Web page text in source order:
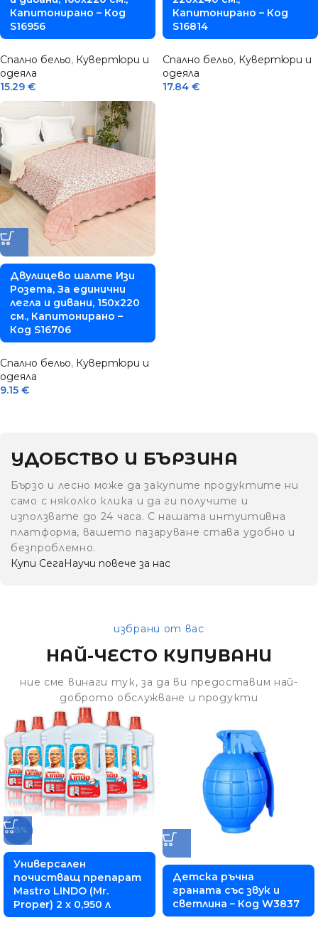
Капитонирано – Код
S16956
Спално бельо, Кувертюри и
одеяла
15.29 €
Капитонирано – Код
S16814
Спално бельо, Кувертюри и
одеяла
17.84 €
Двулицево шалте Изи
Розета, За единични
легла и дивани, 150х220
см., Капитонирано –
Код S16706
Спално бельо, Кувертюри и
одеяла
9.15 €
УДОБСТВО И БЪРЗИНА
Бързо и лесно може да закупите продуктите ни
само с няколко клика и да ги получите и
използвате до 24 часа. С нашата интуитивна
платформа, вашето пазаруване става удобно и
безпроблемно.
Купи СегаНаучи повече за нас
избрани от вас
НАЙ-ЧЕСТО КУПУВАНИ
ние сме винаги тук, за да ви предоставим най-
доброто обслужване и продукти
-35%
Универсален
почистващ препарат
Mastro LINDO (Mr.
Proper) 2 x 0,950 л
Детска ръчна
граната със звук и
светлина – Код W3837